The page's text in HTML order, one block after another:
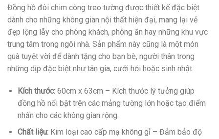
Đồng hồ đôi chim công treo tường được thiết kế đặc biệt
dành cho những không gian nội thất hiện đại, mang lại vẻ
đẹp lộng lẫy cho phòng khách, phòng ăn hay những khu vực
trung tâm trong ngôi nhà. Sản phẩm này cũng là một món
quà tuyệt vời để dành tặng cho bạn bè, người thân trong
những dịp đặc biệt như tân gia, cưới hỏi hoặc sinh nhật.
Kích thước:60cm x 63cm – Kích thước lý tưởng giúp
đồng hồ nổi bật trên các mảng tường lớn hoặc tạo điểm
nhấn cho các không gian rộng.
Chất liệu:Kim loại cao cấp mạ không gỉ – Đảm bảo độ